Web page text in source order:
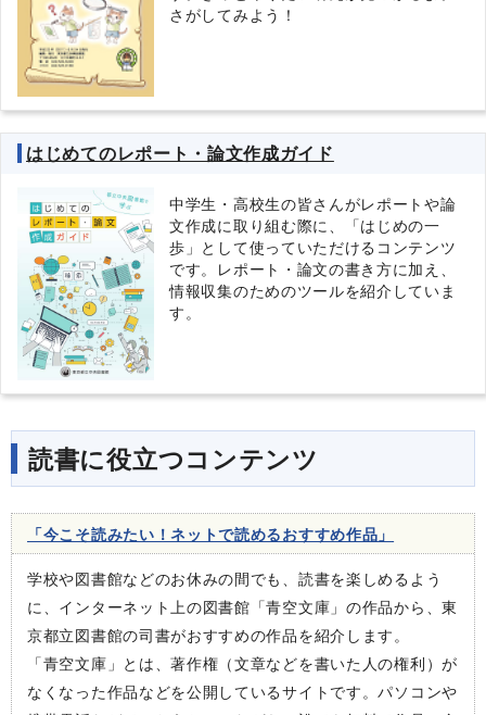
さがしてみよう！
はじめてのレポート・論文作成ガイド
中学生・高校生の皆さんがレポートや論
文作成に取り組む際に、「はじめの一
歩」として使っていただけるコンテンツ
です。レポート・論文の書き方に加え、
情報収集のためのツールを紹介していま
す。
読書に役立つコンテンツ
「今こそ読みたい！ネットで読めるおすすめ作品」
学校や図書館などのお休みの間でも、読書を楽しめるよう
に、インターネット上の図書館「青空文庫」の作品から、東
京都立図書館の司書がおすすめの作品を紹介します。
「青空文庫」とは、著作権（文章などを書いた人の権利）が
なくなった作品などを公開しているサイトです。パソコンや